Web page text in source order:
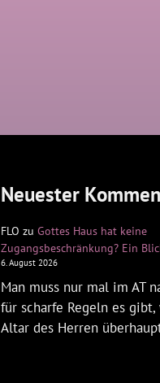
Neuester
FLO zu Gottes Haus hat keine
Zugangsbeschränkung? Ein
6. August 2026
Man muss nur mal im AT
für scharfe Regeln es
Altar des Herren